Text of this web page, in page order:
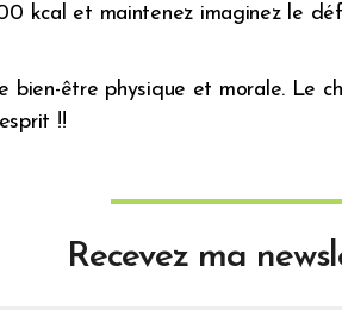
kcal et maintenez imaginez le
être physique et morale. Le
!!
Recevez ma